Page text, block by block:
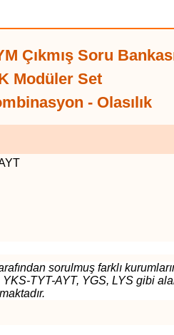
Çıkmış Soru
Modüler Set
- Olasılık
sorulmuş farklı
TYT-AYT, YGS, LYS gibi